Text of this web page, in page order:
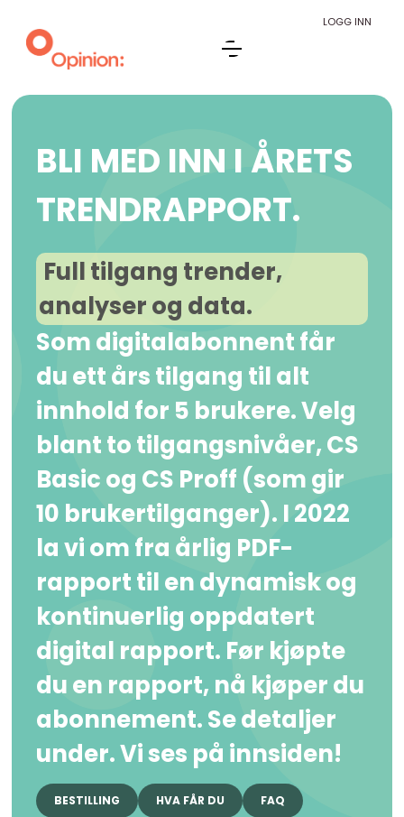
LOGG INN
BLI MED INN I ÅRETS
TRENDRAPPORT.
Full tilgang trender,
analyser og data.
Som digitalabonnent får
du ett års tilgang til alt
innhold for 5 brukere. Velg
blant to tilgangsnivåer, CS
Basic og CS Proff (som gir
10 brukertilganger). I 2022
la vi om fra årlig PDF-
rapport til en dynamisk og
kontinuerlig oppdatert
digital rapport. Før kjøpte
du en rapport, nå kjøper du
abonnement. Se detaljer
under. Vi ses på innsiden!
BESTILLING HVA FÅR DU FAQ